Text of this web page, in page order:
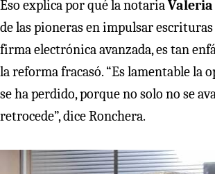
Eso explica por qué la notariaValeria
de las pioneras en impulsar escrituras
firma electrónica avanzada, es tan
la reforma fracasó. “Es lamentable la
se ha perdido, porque no solo no se
retrocede”, dice Ronchera.